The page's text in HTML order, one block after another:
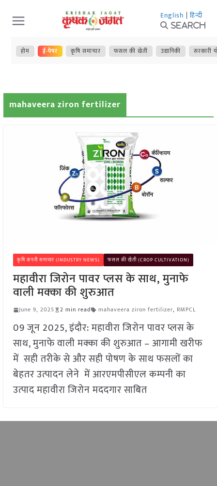
Skip
to
content
English | हिन्दी
Search
होम ई-पेपर कृषि समाचार फसल की खेती उद्यानिकी सरकारी
mahaveera ziron fertilizer
कृषि कंपनी समाचार (INDUSTRY NEWS) फसल की खेती (CROP CULTIVATION)
महावीरा जिरोन पावर प्लस के साथ, मुनाफे
वाली मक्का की शुरुआत
June 9, 2025 2 min read mahaveera ziron fertilizer, RMPCL
09 जून 2025, इंदौर: महावीरा जिरोन पावर प्लस के
साथ, मुनाफे वाली मक्का की शुरुआत – आगामी खरीफ
में सही तरीके से और सही पोषण के साथ फसलों का
बेहतर उत्पादन लेने में आरएमपीसीएल कम्पनी का
उत्पाद महावीरा जिरोन मददगार साबित